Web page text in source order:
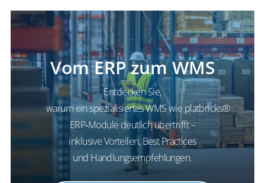
Vom ERP zum WMS
Entdecken Sie,
warum ein spezialisiertes WMS wie platbricks®
ERP‑Module deutlich übertrifft –
inklusive Vorteilen, Best Practices
und Handlungsempfehlungen.